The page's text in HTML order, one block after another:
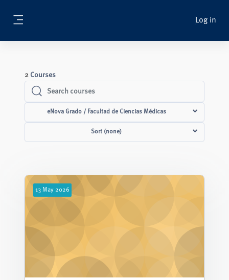
Log in
2 Courses
Search courses
Search courses
eNova Grado / Facultad de Ciencias Médicas
Sort (none)
13 May 2026